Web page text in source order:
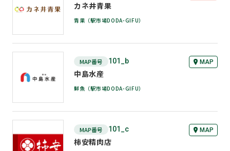
カネ井青果
青果（駅市場DODA-GIFU）
MAP
MAP番号 101_b
中島水産
鮮魚（駅市場DODA-GIFU）
1F スーパー MAP
MAP番号 101_c
柿安精肉店